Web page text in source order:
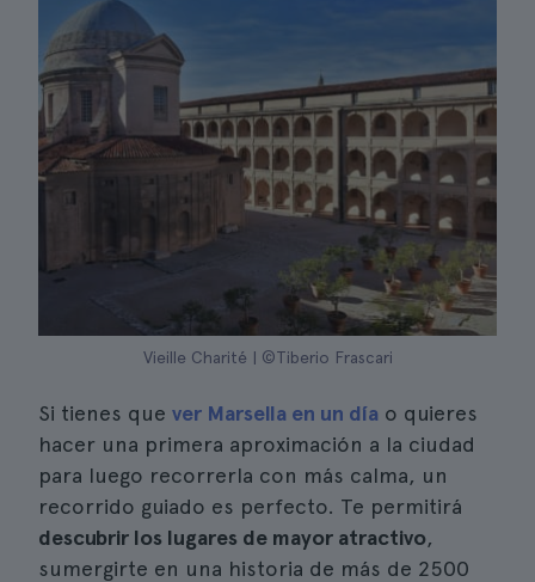
Vieille Charité | ©Tiberio Frascari
Si tienes que ver Marsella en un día o quieres
hacer una primera aproximación a la ciudad
para luego recorrerla con más calma, un
recorrido guiado es perfecto. Te permitirá
descubrir los lugares de mayor atractivo,
sumergirte en una historia de más de 2500